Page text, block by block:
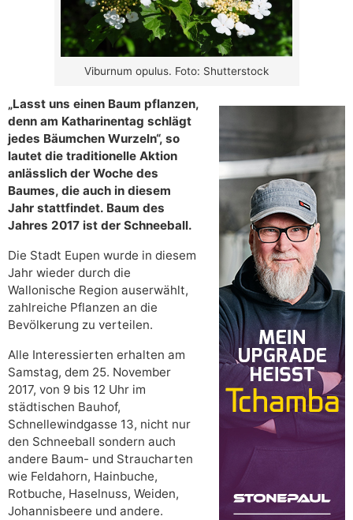
Viburnum opulus. Foto: Shutterstock
„Lasst uns einen Baum pflanzen,
denn am Katharinentag schlägt
jedes Bäumchen Wurzeln“, so
lautet die traditionelle Aktion
anlässlich der Woche des
Baumes, die auch in diesem
Jahr stattfindet. Baum des
Jahres 2017 ist der Schneeball.
Die Stadt Eupen wurde in diesem
Jahr wieder durch die
Wallonische Region auserwählt,
zahlreiche Pflanzen an die
Bevölkerung zu verteilen.
Alle Interessierten erhalten am
Samstag, dem 25. November
2017, von 9 bis 12 Uhr im
städtischen Bauhof,
Schnellewindgasse 13, nicht nur
den Schneeball sondern auch
andere Baum- und Straucharten
wie Feldahorn, Hainbuche,
Rotbuche, Haselnuss, Weiden,
Johannisbeere und andere.